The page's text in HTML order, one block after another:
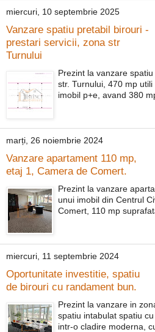
miercuri, 10 septembrie 2025
Vanzare spatiu pretabil birouri -
prestari servicii, zona str
Turnului
Prezint la vanzare
str. Turnului, 470 mp
imobil p+e, avand 380
marți, 26 noiembrie 2024
Vanzare apartament 110 mp,
etaj 1, Camera de Comert.
Prezint la vanzare
unui imobil din Centrul
Comert, 110 mp
miercuri, 11 septembrie 2024
Oportunitate investitie, spatiu
de birouri cu randament bun.
Prezint la vanzare in
spatiu intabulat spatiu
intr-o cladire moderna,